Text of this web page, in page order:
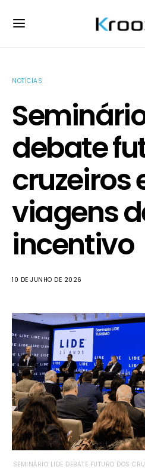
NOTÍCIAS
Seminário
debate
cruzeiros
viagens
incentivo
10 DE JUNHO DE 2026
SEMINÁRIO LIDE DEBATE FUTURO DOS